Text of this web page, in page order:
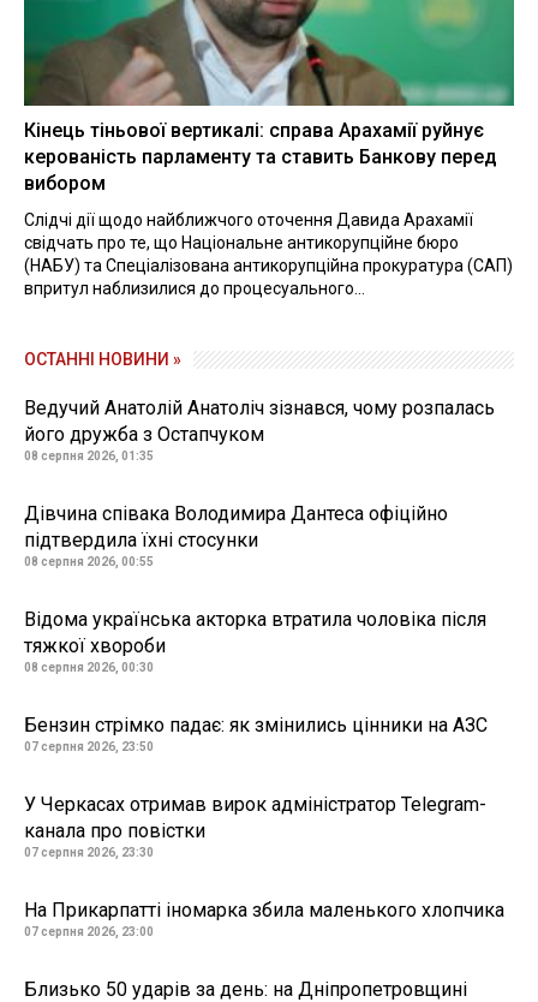
Кінець тіньової вертикалі: справа Арахамії руйнує
керованість парламенту та ставить Банкову перед
вибором
Слідчі дії щодо найближчого оточення Давида Арахамії
свідчать про те, що Національне антикорупційне бюро
(НАБУ) та Спеціалізована антикорупційна прокуратура (САП)
впритул наблизилися до процесуального...
ОСТАННІ НОВИНИ »
Ведучий Анатолій Анатоліч зізнався, чому розпалась
його дружба з Остапчуком
08 серпня 2026, 01:35
Дівчина співака Володимира Дантеса офіційно
підтвердила їхні стосунки
08 серпня 2026, 00:55
Відома українська акторка втратила чоловіка після
тяжкої хвороби
08 серпня 2026, 00:30
Бензин стрімко падає: як змінились цінники на АЗС
07 серпня 2026, 23:50
У Черкасах отримав вирок адміністратор Telegram-
канала про повістки
07 серпня 2026, 23:30
На Прикарпатті іномарка збила маленького хлопчика
07 серпня 2026, 23:00
Близько 50 ударів за день: на Дніпропетровщині